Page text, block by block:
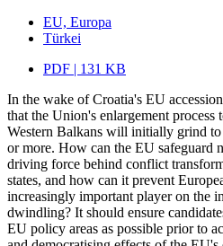
EU, Europa
Türkei
PDF | 131 KB
In the wake of Croatia's EU
that the Union's enlargement process
Western Balkans will initially grind to
or more. How can the EU safeguard
driving force behind conflict
states, and how can it prevent
increasingly important player on the
dwindling? It should ensure
EU policy areas as possible prior to